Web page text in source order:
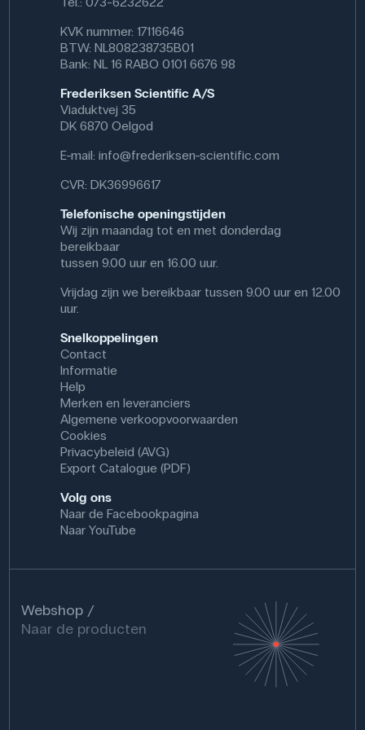
studenten bodemmonsters, watermonsters,
kit maakt het mogelijk om deeltjes te
scheiden op grootte en is ideaal voor gebruik
bij veldwerk of laboratoriumoefeningen om de
bodemsamenstelling of
verontreinigingsniveaus te beoordelen.
Specificaties
Aantal: 6 st.
Afmetingen: (Ø x H) 160 mm x 6 cm
Materiaal: Plastic
KVK nummer: 17116646
BTW: NL808238735B01
Bank: NL 16 RABO 0101 6676 98
Frederiksen Scientific A/S
Viaduktvej 35
DK 6870 Oelgod
E-mail:info@frederiksen-scientific.com
CVR: DK36996617
Telefonische openingstijden
Wij zijn maandag tot en met donderdag
bereikbaar
tussen 9.00 uur en 16.00 uur.
Vrijdag zijn we bereikbaar tussen 9.00 uur en 12.00
uur.
Snelkoppelingen
Contact
Informatie
Help
Merken en leveranciers
Algemene verkoopvoorwaarden
Cookies
Privacybeleid (AVG)
Export Catalogue (PDF)
Volg ons
Naar de Facebookpagina
Naar YouTube
Webshop
Naar de producten